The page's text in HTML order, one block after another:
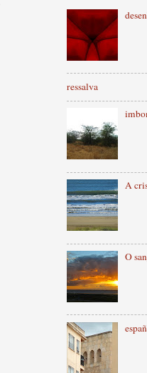
ressalva
A
O